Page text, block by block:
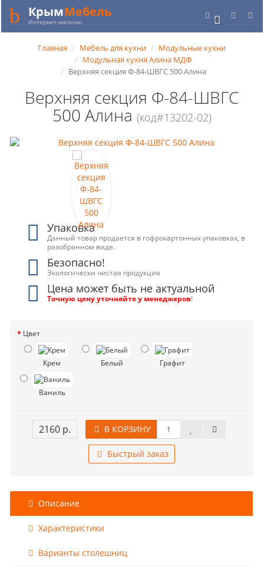
0
КрымМебель
Интернет-магазин
Главная Мебель для кухни
Модульные кухни
Модульная кухня Алина МДФ
Верхняя секция Ф-84-ШВГС 500 Алина
Верхняя секция Ф-84-ШВГС
500 Алина (код#13202-02)
Упаковка
Данный товар продается в гофрокартонных упаковках, в
разобранном виде.
Безопасно!
Экологически чистая продукция
Цена может быть не актуальной
Точную цену уточняйте у менеджеров!
Цвет
Крем Белый Графит
Ваниль
2160 р. В КОРЗИНУ
Быстрый заказ
Описание
Характеристики
Варианты столешниц